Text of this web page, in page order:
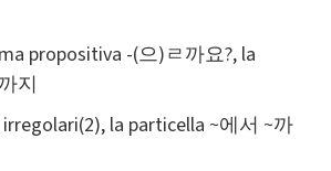
propositiva -(으)ㄹ까요?, la
지
la particella ~에서 ~까